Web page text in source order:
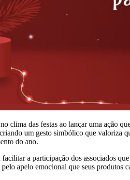
das festas ao lançar uma ação
um gesto simbólico que valoriza
do ano.
a participação dos associados
apelo emocional que seus produtos